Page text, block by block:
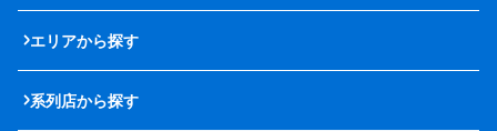
エリアから探す
系列店から探す